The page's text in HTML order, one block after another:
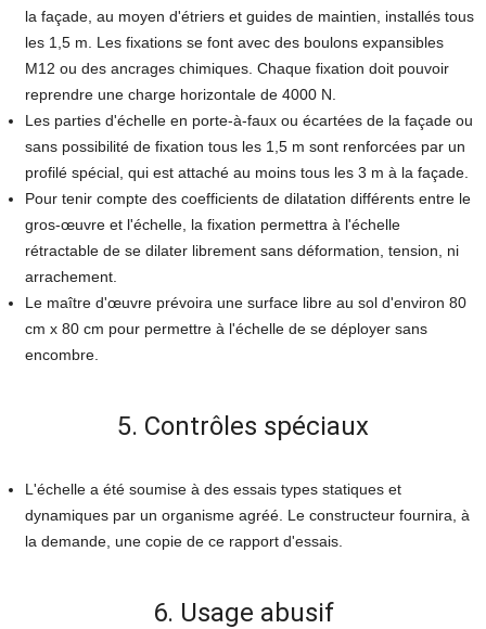
la façade, au moyen d'étriers et guides de maintien, installés tous
les 1,5 m. Les fixations se font avec des boulons expansibles
M12 ou des ancrages chimiques. Chaque fixation doit pouvoir
reprendre une charge horizontale de 4000 N.
Les parties d'échelle en porte-à-faux ou écartées de la façade ou
sans possibilité de fixation tous les 1,5 m sont renforcées par un
profilé spécial, qui est attaché au moins tous les 3 m à la façade.
Pour tenir compte des coefficients de dilatation différents entre le
gros-œuvre et l'échelle, la fixation permettra à l'échelle
rétractable de se dilater librement sans déformation, tension, ni
arrachement.
Le maître d'œuvre prévoira une surface libre au sol d'environ 80
cm x 80 cm pour permettre à l'échelle de se déployer sans
encombre.
5. Contrôles spéciaux
L'échelle a été soumise à des essais types statiques et
dynamiques par un organisme agréé. Le constructeur fournira, à
la demande, une copie de ce rapport d'essais.
6. Usage abusif